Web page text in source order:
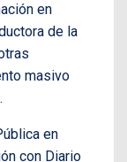
en
de la
masivo
en
con Diario